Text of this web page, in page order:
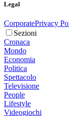
Legal
CorporatePrivacy
Sezioni
Cronaca
Mondo
Economia
Politica
Spettacolo
Televisione
People
Lifestyle
Videogiochi